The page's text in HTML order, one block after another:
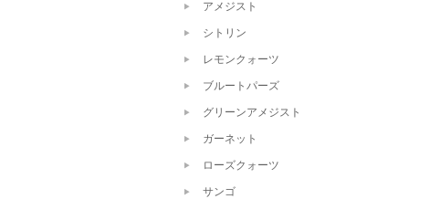
アメジスト
シトリン
レモンクォーツ
ブルートパーズ
グリーンアメジスト
ガーネット
ローズクォーツ
サンゴ